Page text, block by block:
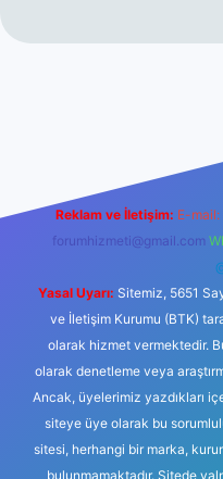
Reklam ve İletişim: E-mail:
forumhizmeti@gmail.com
Yasal Uyarı: Sitemiz, 5651
ve İletişim Kurumu (BTK)
olarak hizmet vermektedir.
olarak denetleme veya
Ancak, üyelerimiz yazdıkları
siteye üye olarak bu
sitesi, herhangi bir marka,
bulunmamaktadır. Sitede